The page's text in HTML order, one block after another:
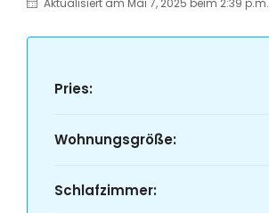
Aktualisiert am Mai 7, 2025 beim 2:39 p.m.
Pries:
Wohnungsgröße:
Schlafzimmer: